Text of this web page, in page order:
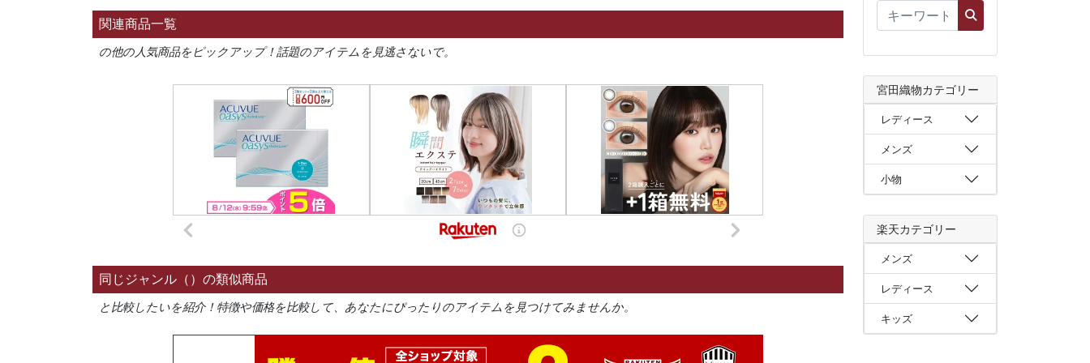
関連商品一覧
の他の人気商品をピックアップ！話題のアイテムを見逃さないで。
同じジャンル（）の類似商品
と比較したいを紹介！特徴や価格を比較して、あなたにぴったりのアイテムを見つけてみませんか。
宮田織物カテゴリー
レディース
メンズ
小物
楽天カテゴリー
メンズ
レディース
キッズ